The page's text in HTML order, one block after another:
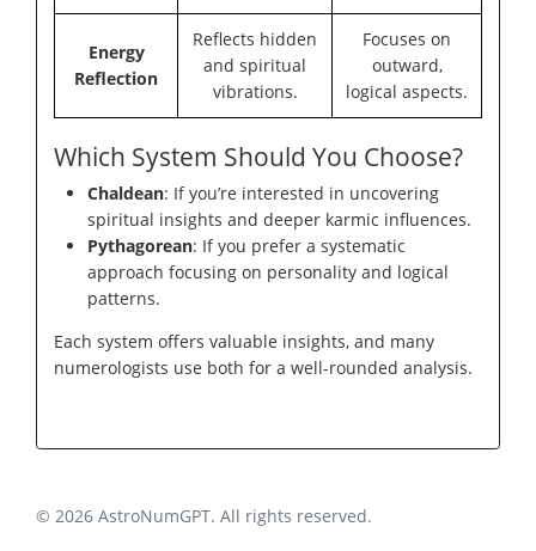
Energy
Reflection
Reflects hidden
and spiritual
vibrations.
Focuses on
outward,
logical aspects.
Which System Should You Choose?
Chaldean: If you’re interested in uncovering
spiritual insights and deeper karmic influences.
Pythagorean: If you prefer a systematic
approach focusing on personality and logical
patterns.
Each system offers valuable insights, and many
numerologists use both for a well-rounded analysis.
© 2026 AstroNumGPT. All rights reserved.